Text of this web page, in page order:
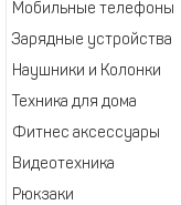
Мобильные телефоны
Зарядные устройства
Наушники и Колонки
Техника для дома
Фитнес аксессуары
Видеотехника
Рюкзаки